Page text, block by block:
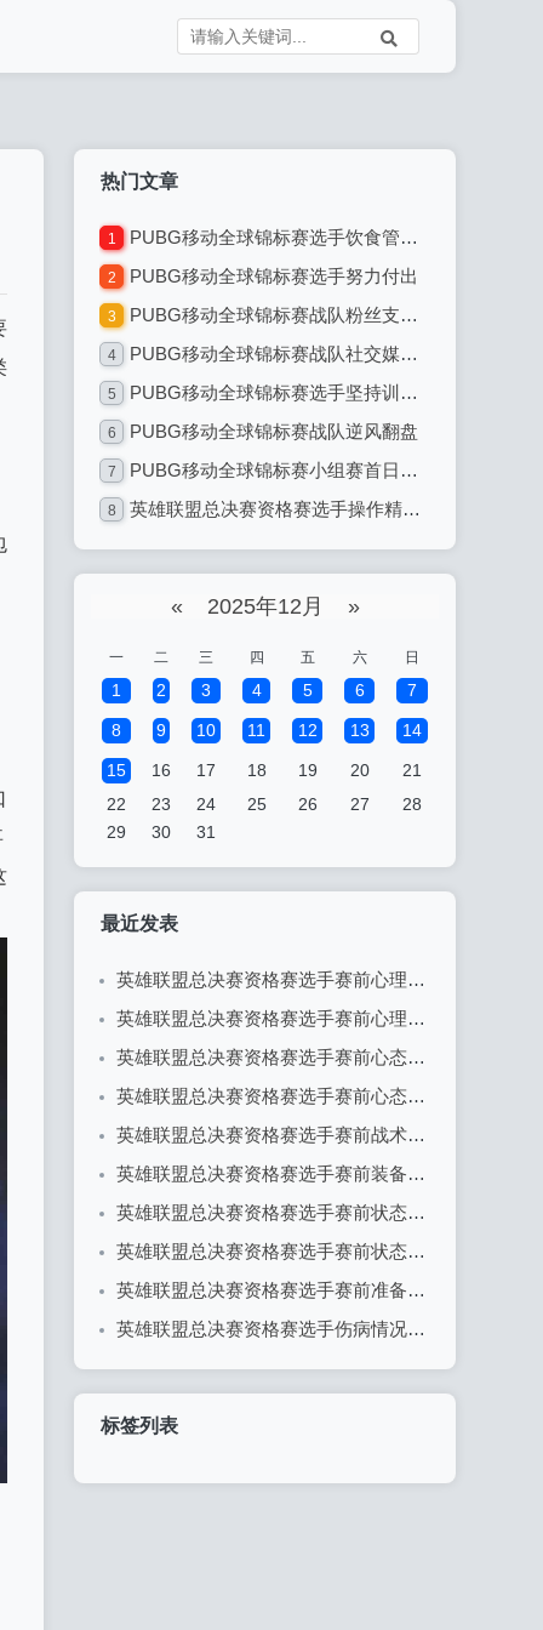
热门文章
1 PUBG移动全球锦标赛选手饮食管理：专业电竞选手的饮食之道
2 PUBG移动全球锦标赛选手努力付出
3 PUBG移动全球锦标赛战队粉丝支持热情高涨
4 PUBG移动全球锦标赛战队社交媒体互动
5 PUBG移动全球锦标赛选手坚持训练不懈
6 PUBG移动全球锦标赛战队逆风翻盘
7 PUBG移动全球锦标赛小组赛首日：激烈对决引爆全球电竞热潮
8 英雄联盟总决赛资格赛选手操作精准无误：电竞巅峰的精准艺术
« 2025年12月 »
一 二 三 四 五 六 日
1 2 3 4 5 6 7
8 9 10 11 12 13 14
15 16 17 18 19 20
21
22
23 24 25 26 27
28
29
30 31
最近发表
英雄联盟总决赛资格赛选手赛前心理辅导：决胜心态的关键
英雄联盟总决赛资格赛选手赛前心理准备：决胜于心态之间
英雄联盟总决赛资格赛选手赛前心态调整的重要性
英雄联盟总决赛资格赛选手赛前心态分享
英雄联盟总决赛资格赛选手赛前战术理解概述
英雄联盟总决赛资格赛选手赛前装备检查全解析
英雄联盟总决赛资格赛选手赛前状态调整全攻略
英雄联盟总决赛资格赛选手赛前状态评估
英雄联盟总决赛资格赛选手赛前准备流程详解
英雄联盟总决赛资格赛选手伤病情况更新：战队备战面临挑战
标签列表